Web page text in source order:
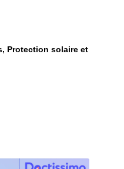
Protection solaire et
risques des